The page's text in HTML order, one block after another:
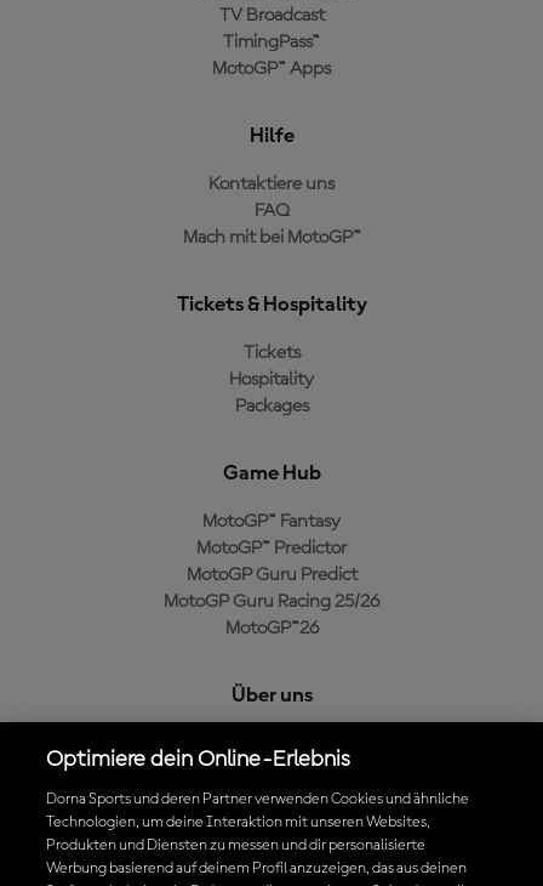
TV Broadcast
TimingPass™
MotoGP™ Apps
Hilfe
Kontaktiere uns
FAQ
Mach mit bei MotoGP™
Tickets & Hospitality
Tickets
Hospitality
Packages
Game Hub
MotoGP™ Fantasy
MotoGP™ Predictor
MotoGP Guru Predict
MotoGP Guru Racing 25/26
MotoGP™26
Über uns
Cookie-Richtlinien
Geschäftsbedingungen
Datenschutzrichtlinien
Kaufrichtlinie
Optimiere dein Online-Erlebnis
Dorna Sports und deren Partner verwenden Cookies und ähnliche
Technologien, um deine Interaktion mit unseren Websites,
Produkten und Diensten zu messen und dir personalisierte
Werbung basierend auf deinem Profil anzuzeigen, das aus deinen